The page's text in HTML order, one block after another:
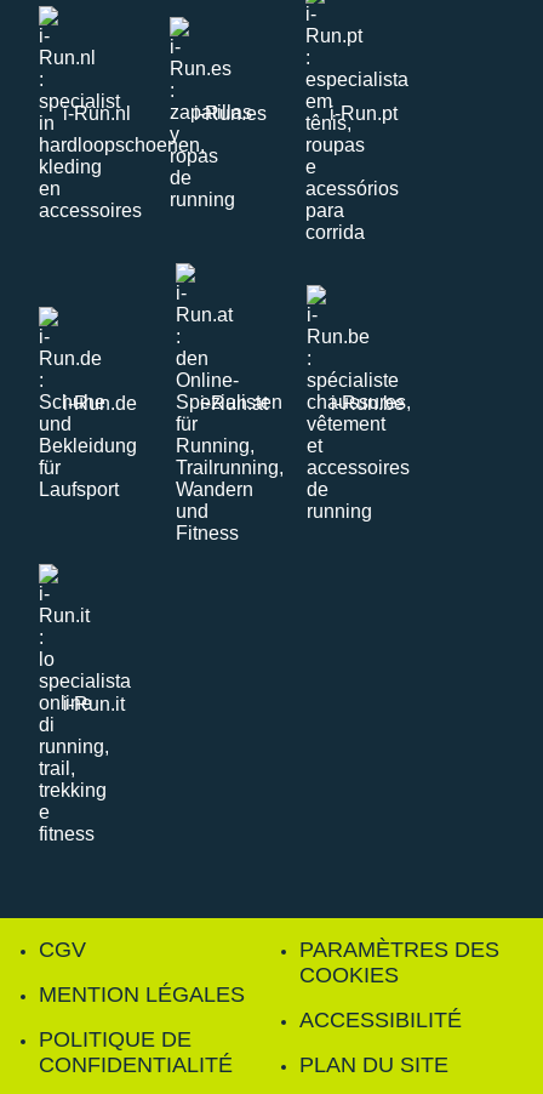
i-Run.nl i-Run.es i-Run.pt
i-Run.de i-Run.at i-Run.be
i-Run.it
CGV
MENTION LÉGALES
POLITIQUE DE
CONFIDENTIALITÉ
PARAMÈTRES DES
COOKIES
ACCESSIBILITÉ
PLAN DU SITE